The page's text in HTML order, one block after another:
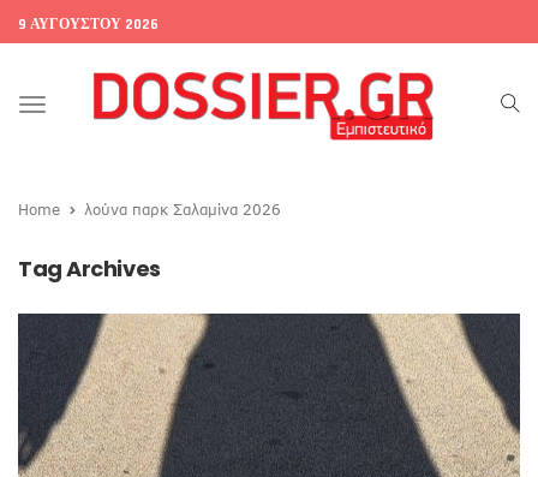
9 ΑΥΓΟΎΣΤΟΥ 2026
Toggle
Home λούνα παρκ Σαλαμίνα 2026
Tag Archives